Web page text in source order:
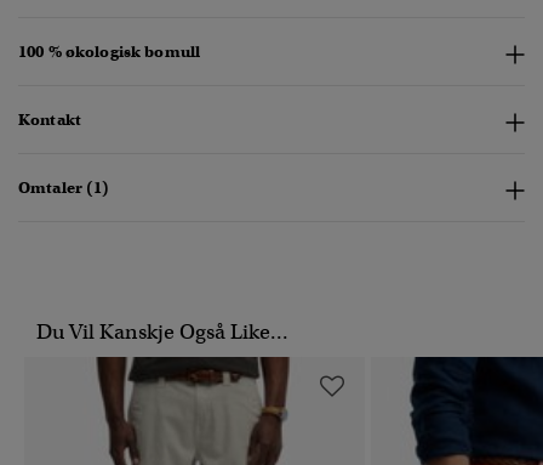
100 % økologisk bomull
Kontakt
Omtaler (1)
Du Vil Kanskje Også Like...